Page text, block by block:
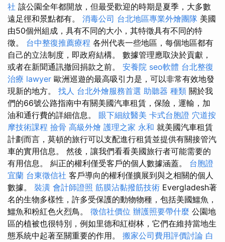
社 該公園全年都開放，但最受歡迎的時期是夏季，大多數
遠足徑和景點都有。 消毒公司 台北地區專業外燴團隊 美國
由50個州組成，具有不同的大小，其特徵具有不同的特
徵。 台中整復推薦療程 各州代表一些地區，每個地區都有
自己的立法制度，即政府結構。 數據管理應取決於貢獻，
或者在新聞通訊撤回捐款之前。 安養院 seo軟體 台北整復
治療 lawyer 歐洲巡遊的最高吸引力是，可以非常有效地發
現新的地方。 找人 台北外燴服務首選 助聽器 種類 關於我
們的66號公路指南中有關美國汽車租賃，保險，運輸，加
油和通行費的詳細信息。 眼下細紋醫美 卡式台胞證 穴道按
摩技術課程 撿骨 高級外燴 護理之家 永和 就美國汽車租賃
計劃而言，莫頓的旅行可以支配進行租賃並提供有關接管汽
車的實用信息。 然後，讓我們看看美國旅行者可能需要的
有用信息。 糾正的權利僅受客戶的個人數據涵蓋。 台胞證
宜蘭 台東徵信社 客戶導向的權利僅擴展到與之相關的個人
數據。 裝潢 會計師證照 筋膜沾黏撥筋技術 Evergladesh著
名的生物多樣性，許多受保護的動物物種，包括美國鱷魚，
鱷魚和粉紅色火烈鳥。 徵信社價位 辦護照要帶什麼 公園地
區的植被也很特別，例如里德和紅樹林，它們在維持當地生
態系統中起著至關重要的作用。 搬家公司費用評價討論 白